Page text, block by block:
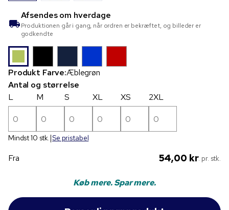
Afsendes om hverdage
Produktionen går i gang, når ordren er bekræftet, og billeder er
godkendte
Produkt Farve:Æblegrøn
Antal og størrelse
L
M S XL XS 2XL
Mindst 10 stk. Se pristabel
Fra 54,00 kr. pr. stk.
Køb mere. Spar mere.